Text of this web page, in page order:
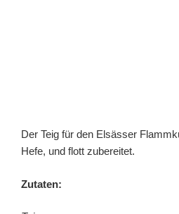
Der Teig für den Elsässer
Hefe, und flott zubereitet.
Zutaten: